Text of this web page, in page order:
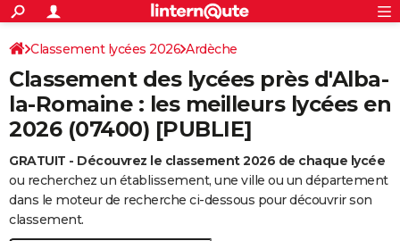
ACTUALITÉS
Politique
Société
Faits Divers
Education
Monde
Villes
+
SPORT
Coupe du monde 2026
Football
Tennis
Cyclisme
Rugby
Forum
CULTURE
Programme TV
TNT
Streaming
Cinéma
Sorties cinéma
Musique
+
FINANCE
Retraite
Impôts
Epargne
Immobilier
Risques naturels par ville
Banque
Assurance
Crédit
AUTO
Essais
Réserver un essai
Citadines
Berlines
SUV
Forum auto
+
HIGH-TECH
S'inscrire
Connexion
Classement lycées 2026 Ardèche
Classement des lycées près d'Alba-
la-Romaine : les meilleurs lycées en
2026 (07400) [PUBLIE]
GRATUIT - Découvrez le classement 2026 de chaque lycée
ou recherchez un établissement, une ville ou un département
dans le moteur de recherche ci-dessous pour découvrir son
classement.